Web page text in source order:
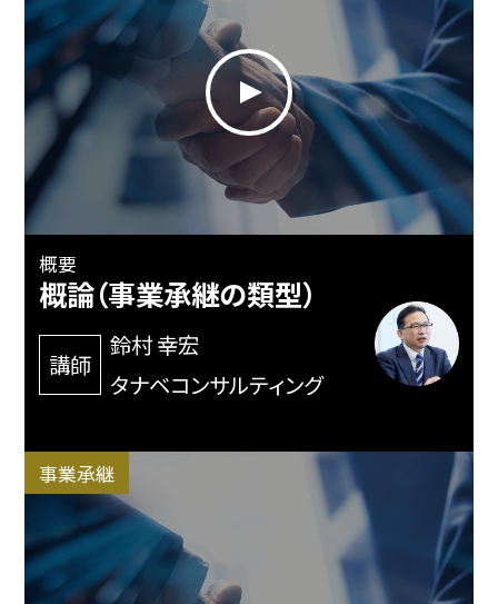
概要
概論（事業承継の類型）
講師
鈴村 幸宏
タナベコンサルティング
事業承継